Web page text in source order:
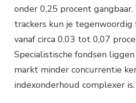
onder 0,25 procent
trackers kun je tegenwoordig
vanaf circa 0,03 tot 0,07
Specialistische fondsen
markt minder concurrentie
indexonderhoud complexer is.